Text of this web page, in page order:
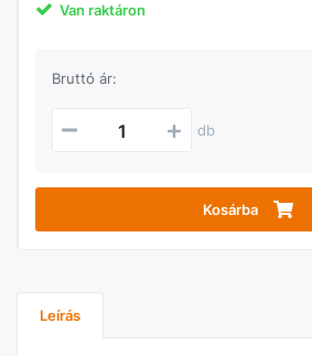
Van raktáron
Bruttó ár:
db
Kosárba
Leírás